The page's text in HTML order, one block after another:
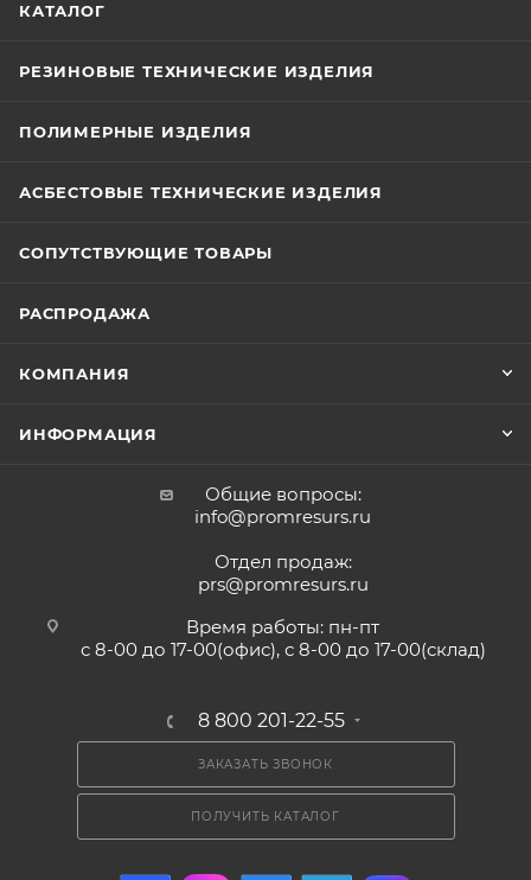
КАТАЛОГ
РЕЗИНОВЫЕ ТЕХНИЧЕСКИЕ ИЗДЕЛИЯ
ПОЛИМЕРНЫЕ ИЗДЕЛИЯ
АСБЕСТОВЫЕ ТЕХНИЧЕСКИЕ ИЗДЕЛИЯ
СОПУТСТВУЮЩИЕ ТОВАРЫ
РАСПРОДАЖА
КОМПАНИЯ
ИНФОРМАЦИЯ
Общие вопросы:
info@promresurs.ru
Отдел продаж:
prs@promresurs.ru
Время работы: пн-пт
с 8-00 до 17-00(офис), с 8-00 до 17-00(склад)
8 800 201-22-55
ЗАКАЗАТЬ ЗВОНОК
ПОЛУЧИТЬ КАТАЛОГ